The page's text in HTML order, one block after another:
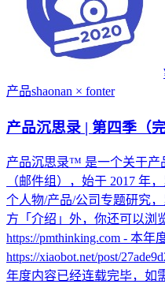
产品shaonan × fonter
产品沉思录 | 第四季（完
产品沉思录™ 是一个关于产
（邮件组），始于 2017 年
个人物/产品/公司专题研究
方「介绍」外，你还可以浏
https://pmthinking.com - 本年
https://xiaobot.net/post/
年度内容已经连载完毕，如